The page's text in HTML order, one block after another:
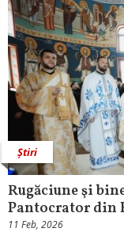
Știri
Rugăciune şi
Pantocrator din
11 Feb, 2026